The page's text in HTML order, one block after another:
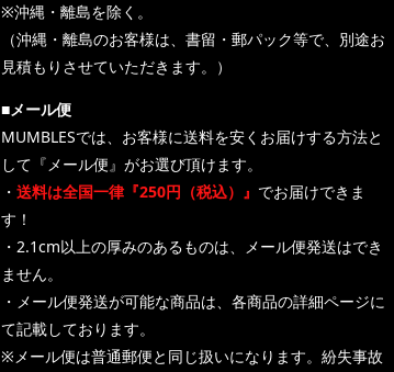
※沖縄・離島を除く。
（沖縄・離島のお客様は、書留・郵パック等で、別途お
見積もりさせていただきます。）
■メール便
MUMBLESでは、お客様に送料を安くお届けする方法と
して『メール便』がお選び頂けます。
・ 送料は全国一律『250円（税込）』 でお届けできま
す！
・2.1cm以上の厚みのあるものは、メール便発送はでき
ません。
・メール便発送が可能な商品は、各商品の詳細ページに
て記載しております。
※メール便は普通郵便と同じ扱いになります。紛失事故